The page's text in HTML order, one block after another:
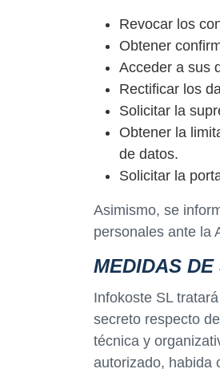
Revocar los
Obtener
Acceder a sus
Rectificar los
Solicitar la
Obtener la
de datos.
Solicitar la
Asimismo, se
personales ante la
MEDIDAS
Infokoste SL
secreto respecto
técnica y
autorizado, habida